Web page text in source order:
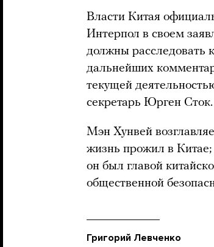
Власти Китая
Интерпол в своем
должны расследовать
дальнейших
текущей
секретарь Юрген Сток.
Мэн Хунвей
жизнь прожил в
он был главой
общественной
Григорий Левченко